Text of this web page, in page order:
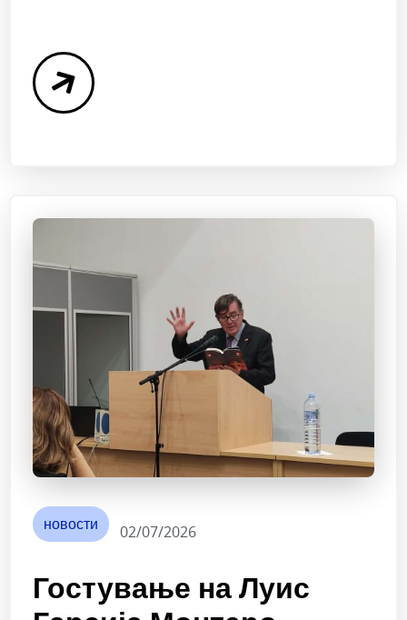
новости 02/07/2026
Гостување на Луис